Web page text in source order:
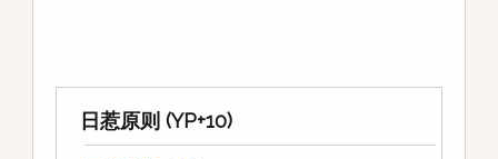
日惹原则 (YP+10)